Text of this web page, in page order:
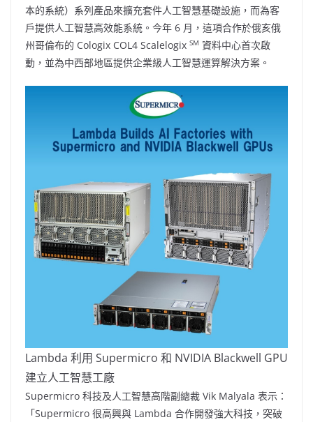
本的系統）系列產品來擴充套件人工智慧基礎設施，而為客
戶提供人工智慧高效能系統。今年 6 月，這項合作於俄亥俄
州哥倫布的 Cologix COL4 Scalelogix SM 資料中心首次啟
動，並為中西部地區提供企業級人工智慧運算解決方案。
Lambda 利用 Supermicro 和 NVIDIA Blackwell GPU
建立人工智慧工廠
Supermicro 科技及人工智慧高階副總裁 Vik Malyala 表示：
「Supermicro 很高興與 Lambda 合作開發強大科技，突破